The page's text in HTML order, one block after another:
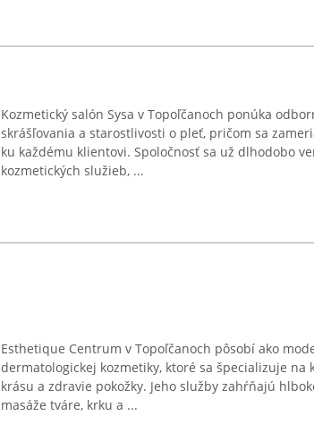
Kozmetický salón Sysa v Topoľčanoch ponúka
skrášľovania a starostlivosti o pleť, pričom sa
ku každému klientovi. Spoločnosť sa už dlhodobo
kozmetických služieb, ...
Esthetique Centrum v Topoľčanoch pôsobí ako
dermatologickej kozmetiky, ktoré sa špecializuje na
krásu a zdravie pokožky. Jeho služby zahŕňajú
masáže tváre, krku a ...